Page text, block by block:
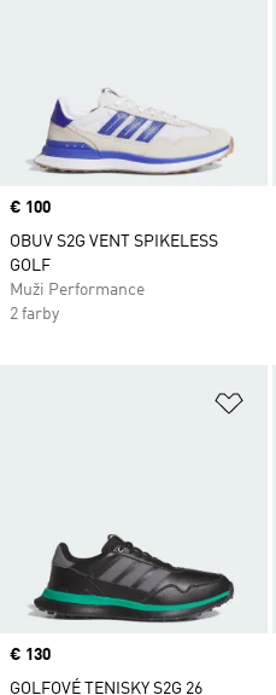
Price
€ 100
OBUV S2G VENT SPIKELESS
GOLF
Muži Performance
2 farby
Price
€ 130
GOLFOVÉ TENISKY S2G 26